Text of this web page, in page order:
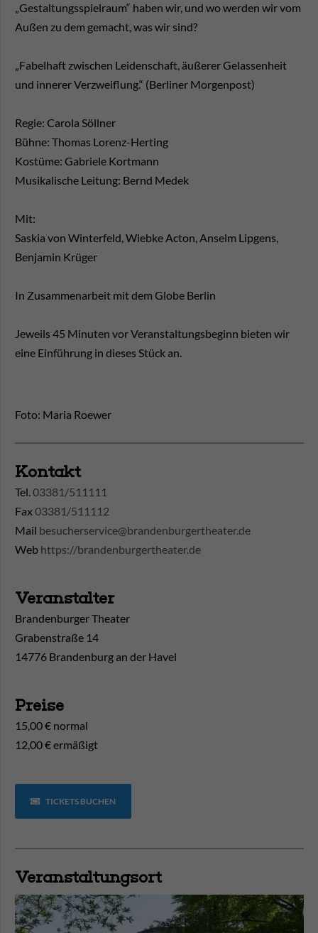
„Gestaltungsspielraum“ haben wir, und wo werden wir vom
Außen zu dem gemacht, was wir sind?
„Fabelhaft zwischen Leidenschaft, äußerer Gelassenheit
und innerer Verzweiflung.“ (Berliner Morgenpost)
Regie: Carola Söllner
Bühne: Thomas Lorenz-Herting
Kostüme: Gabriele Kortmann
Musikalische Leitung: Bernd Medek
Mit:
Saskia von Winterfeld, Wiebke Acton, Anselm Lipgens,
Benjamin Krüger
In Zusammenarbeit mit dem Globe Berlin
Jeweils 45 Minuten vor Veranstaltungsbeginn bieten wir
eine Einführung in dieses Stück an.
Foto: Maria Roewer
Kontakt
Tel.03381/511111
Fax03381/511112
Mail besucherservice@brandenburgertheater.de
Web https://brandenburgertheater.de
Veranstalter
Brandenburger Theater
Grabenstraße 14
14776 Brandenburg an der Havel
Preise
15,00 € normal
12,00 € ermäßigt
TICKETS BUCHEN
Veranstaltungsort